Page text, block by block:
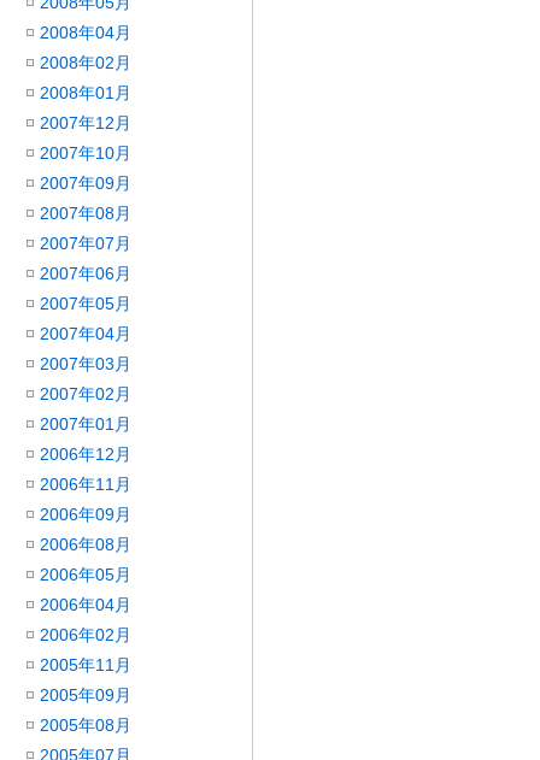
2008年04月
2008年02月
2008年01月
2007年12月
2007年10月
2007年09月
2007年08月
2007年07月
2007年06月
2007年05月
2007年04月
2007年03月
2007年02月
2007年01月
2006年12月
2006年11月
2006年09月
2006年08月
2006年05月
2006年04月
2006年02月
2005年11月
2005年09月
2005年08月
2005年07月